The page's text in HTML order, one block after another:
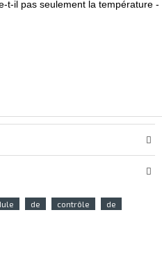
t-il pas seulement la température -
de contrôle
de